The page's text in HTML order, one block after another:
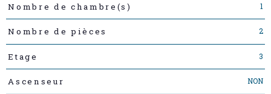
Nombre de chambre(s) 1
Nombre de pièces 2
Etage 3
Ascenseur NON